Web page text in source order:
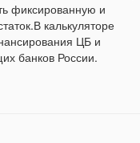
фиксированную и
калькуляторе
ЦБ и
банков России.